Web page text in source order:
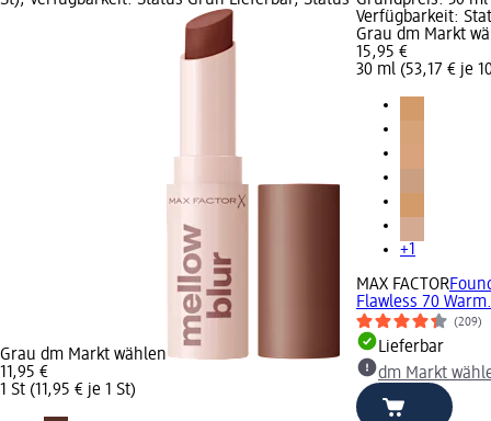
Grau dm Markt wählen
11,95 €
1 St (11,95 € je 1 St)
Verfügbarkeit:
Grau dm Markt
15,95 €
30 ml (53,17 € je
+1
MAX FACTOR
Flawless 70
(209)
Lieferbar
dm Markt